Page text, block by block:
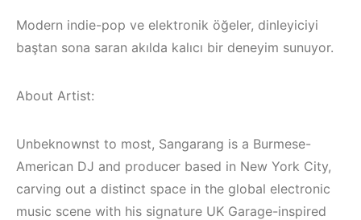
Müzik
ve
Mekanları 2023 –
(House, Techno,
Modern indie-pop ve elektronik öğeler, dinleyiciyi
baştan sona saran akılda kalıcı bir deneyim sunuyor.
About Artist:
Unbeknownst to most, Sangarang is a Burmese-
American DJ and producer based in New York City,
carving out a distinct space in the global electronic
music scene with his signature UK Garage-inspired